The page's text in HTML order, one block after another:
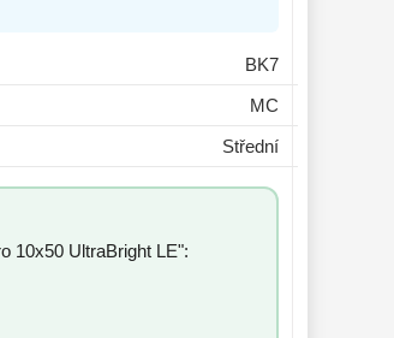
BK7
MC
Střední
10x50 UltraBright LE":